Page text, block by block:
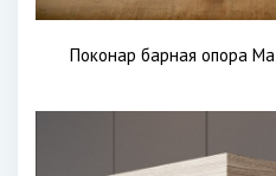
Поконар барная опора